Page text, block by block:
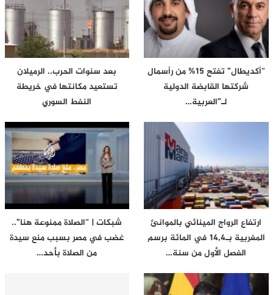
“أكديطال” تفتح 15% من رأسمال
شركتها القابضة الدولية
لـ”العربية…
بعد سنوات الحرب.. الرميلان
تستعيد مكانتها في خريطة
النفط السوري
ارتفاع الرواج المينائي بالموانئ
المغربية بـ14,4 في المائة برسم
الفصل الأول من سنة…
شبكات | “الصلاة ممنوعة هنا”..
غضب في مصر بسبب منع سيدة
من الصلاة بأحد…